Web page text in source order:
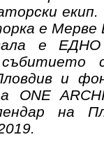
е Мерве
е
и
ONE
на